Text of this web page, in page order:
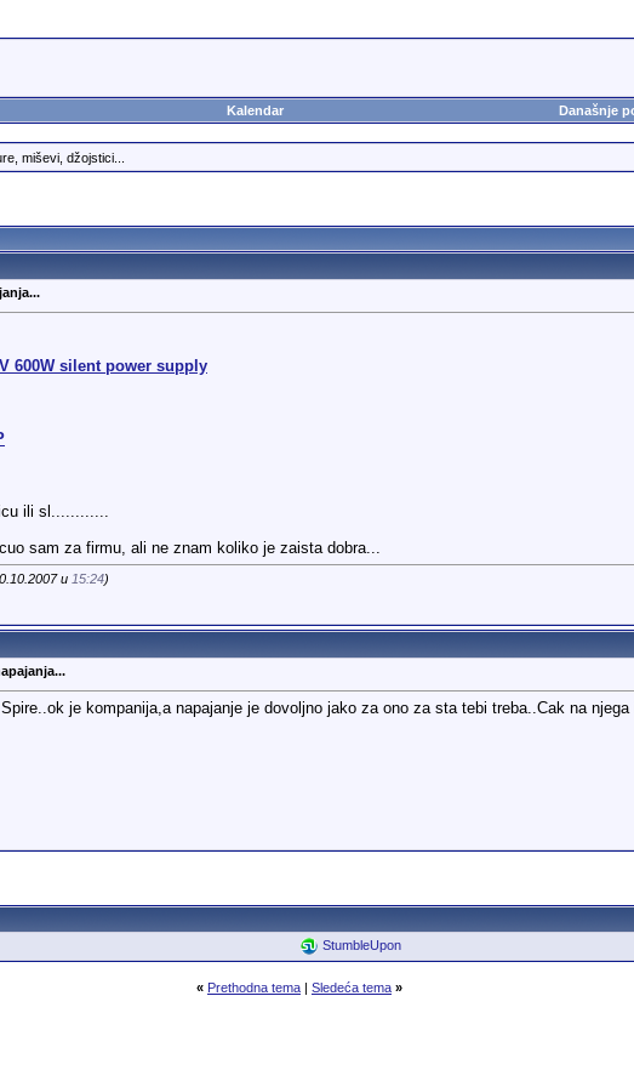
Kalendar Današnje
miševi, džojstici...
600W silent power supply
ili sl............
sam za firmu, ali ne znam koliko je zaista dobra...
u 15:24)
je kompanija,a napajanje je dovoljno jako za ono za sta tebi treba..Cak na
StumbleUpon
« Prethodna tema| Sledeća tema »